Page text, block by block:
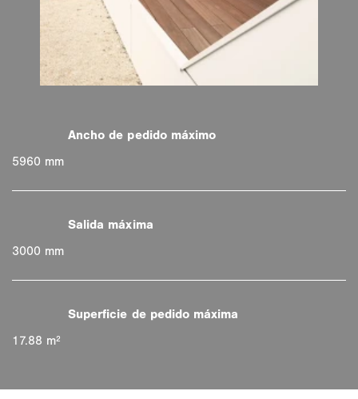
5960 mm
3000 mm
17.88 m²